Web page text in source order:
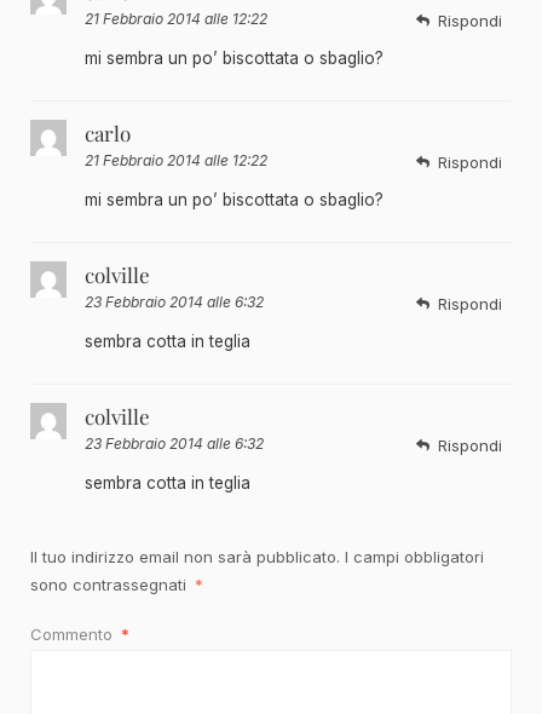
21 Febbraio 2014 alle 12:22
mi sembra un po’ biscottata o sbaglio?
Rispondi
carlo
21 Febbraio 2014 alle 12:22
mi sembra un po’ biscottata o sbaglio?
Rispondi
colville
23 Febbraio 2014 alle 6:32
sembra cotta in teglia
Rispondi
colville
23 Febbraio 2014 alle 6:32
sembra cotta in teglia
Rispondi
Il tuo indirizzo email non sarà pubblicato. I campi obbligatori
sono contrassegnati *
Commento *